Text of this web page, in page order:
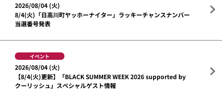
2026/08/04 (火)
8/4(火)「日高川町ヤッホーナイター」ラッキーチャンスナンバー
当選番号発表
イベント
2026/08/04 (火)
【8/4(火)更新】「BLACK SUMMER WEEK 2026 supported by
クーリッシュ」スペシャルゲスト情報